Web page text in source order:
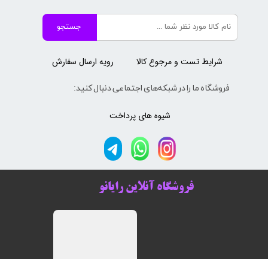
فروشگاه آنلاین رایانو
جستجو
فروشگاه ما را در شبکه‌های اجتماعی دنبال کنید:
رویه ارسال سفارش
شیوه های پرداخت
شرایط تست و مرجوع کالا